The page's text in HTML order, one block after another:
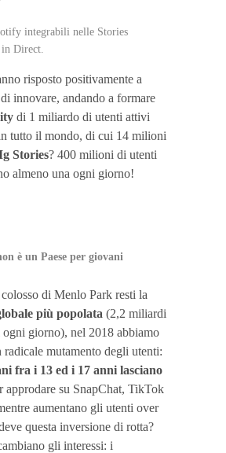
integrabili nelle Stories
Direct.
risposto positivamente a
innovare, andando a formare
di 1 miliardo di utenti attivi
tutto il mondo, di cui 14 milioni
Stories? 400 milioni di utenti
almeno una ogni giorno!
è un Paese per giovani
di Menlo Park resti la
più popolata (2,2 miliardi
giorno), nel 2018 abbiamo
radicale mutamento degli utenti:
fra i 13 ed i 17 anni lasciano
approdare su SnapChat, TikTok
aumentano gli utenti over
questa inversione di rotta?
gli interessi: i